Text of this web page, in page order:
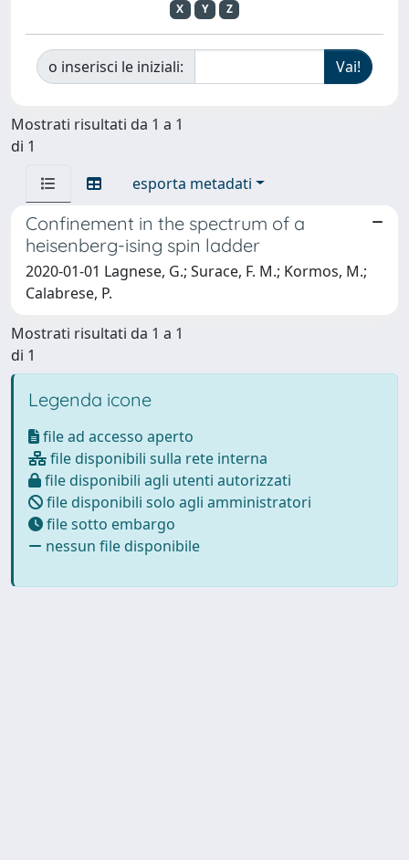
X
Y Z
o inserisci le iniziali:
Mostrati risultati da 1 a 1
di 1
esporta metadati
Confinement in the spectrum of a
heisenberg-ising spin ladder
2020-01-01 Lagnese, G.; Surace, F. M.; Kormos, M.;
Calabrese, P.
Mostrati risultati da 1 a 1
di 1
Legenda icone
file ad accesso aperto
file disponibili sulla rete interna
file disponibili agli utenti autorizzati
file disponibili solo agli amministratori
file sotto embargo
nessun file disponibile